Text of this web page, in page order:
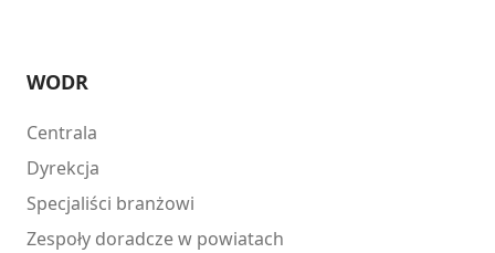
WODR
Centrala
Dyrekcja
Specjaliści branżowi
Zespoły doradcze w powiatach